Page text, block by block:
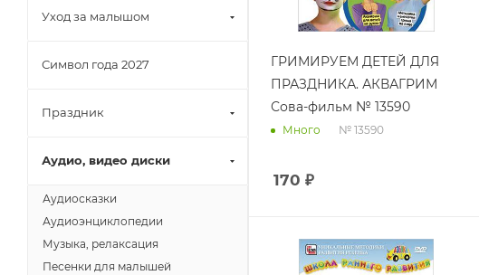
ГРИМИРУЕМ ДЕТЕЙ ДЛЯ
ПРАЗДНИКА. АКВАГРИМ
Сова-фильм № 13590
Много № 13590
170 ₽
Уход за малышом
Символ года 2027
Праздник
Аудио, видео диски
Аудиосказки
Аудиоэнциклопедии
Музыка, релаксация
Песенки для малышей